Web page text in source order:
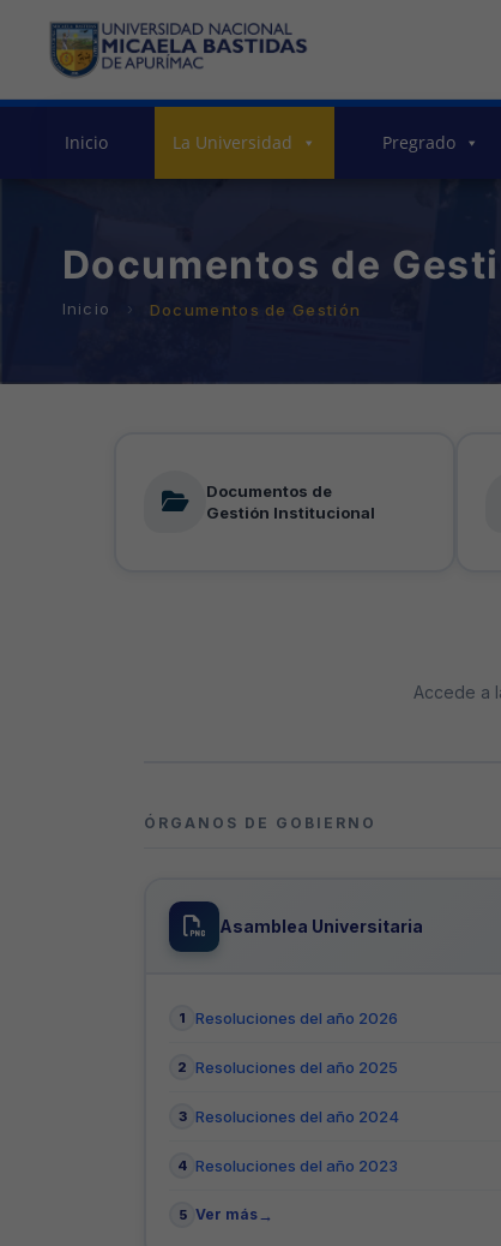
Inicio La Universidad Pregrado
Documentos de
Documentos de Gestión
Documentos de
Gestión Institucional
Accede a
ÓRGANOS DE GOBIERNO
Asamblea Universitaria
Resoluciones del año 2026
Resoluciones del año 2025
Resoluciones del año 2024
Resoluciones del año 2023
Ver más